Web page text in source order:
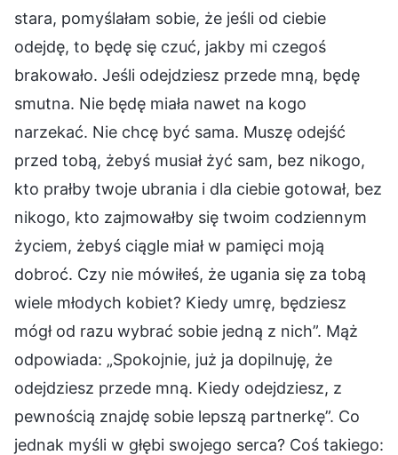
stara, pomyślałam sobie, że jeśli od ciebie
odejdę, to będę się czuć, jakby mi czegoś
brakowało. Jeśli odejdziesz przede mną, będę
smutna. Nie będę miała nawet na kogo
narzekać. Nie chcę być sama. Muszę odejść
przed tobą, żebyś musiał żyć sam, bez nikogo,
kto prałby twoje ubrania i dla ciebie gotował, bez
nikogo, kto zajmowałby się twoim codziennym
życiem, żebyś ciągle miał w pamięci moją
dobroć. Czy nie mówiłeś, że ugania się za tobą
wiele młodych kobiet? Kiedy umrę, będziesz
mógł od razu wybrać sobie jedną z nich”. Mąż
odpowiada: „Spokojnie, już ja dopilnuję, że
odejdziesz przede mną. Kiedy odejdziesz, z
pewnością znajdę sobie lepszą partnerkę”. Co
jednak myśli w głębi swojego serca? Coś takiego: